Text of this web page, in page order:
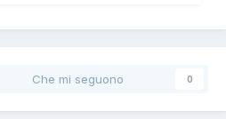
Che mi seguono 0